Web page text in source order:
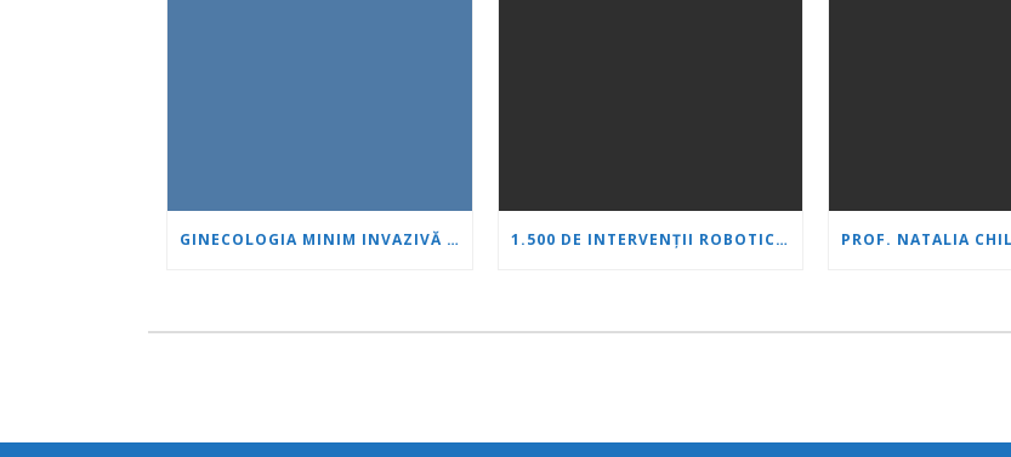
GINECOLOGIA MINIM INVAZIVĂ CA STANDARD: O NOUĂ GENERAȚIE DE SPECIALIȘTI SE FORMEAZĂ LA „INIMĂ ȘI CREIER“ 1.500 DE INTERVENȚII ROBOTICE CU SISTEMUL DA VINCI: „INIMĂ ȘI CREIER” ÎȘI CONSOLIDEAZĂ POZIȚIA DE LIDER ÎN UROLOGIE